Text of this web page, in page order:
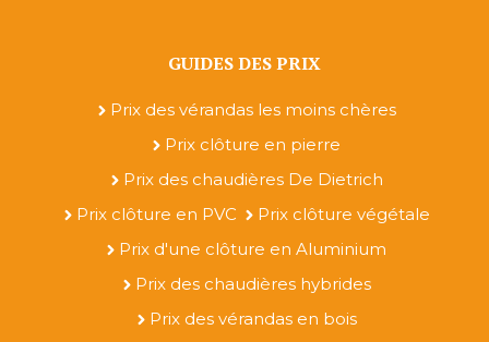
GUIDES DES PRIX
Prix des vérandas les moins chères
Prix clôture en pierre
Prix des chaudières De Dietrich
Prix clôture en PVC
Prix clôture végétale
Prix d'une clôture en Aluminium
Prix des chaudières hybrides
Prix des vérandas en bois